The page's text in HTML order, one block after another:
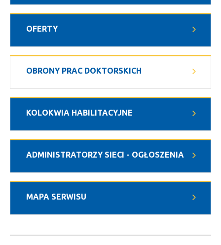
OFERTY
OBRONY PRAC DOKTORSKICH
KOLOKWIA HABILITACYJNE
ADMINISTRATORZY SIECI - OGŁOSZENIA
MAPA SERWISU